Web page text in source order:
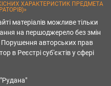
ХАРАКТЕРИСТИК ПРЕДМЕТА
матеріалів можливе тільки
на першоджерело без змін
Порушення авторських прав
в Реєстрі суб'єктів у сфері